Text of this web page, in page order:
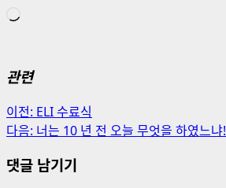
관련
게
시
물
이전: ELI 수료식
다음: 너는 10 년 전 오늘 무엇을 하였느냐!
댓글 남기기